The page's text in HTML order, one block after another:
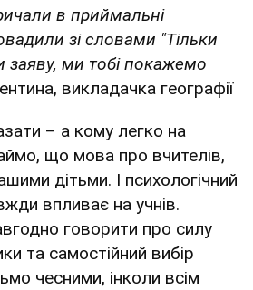
в приймальні
зі словами "Тільки
заяву, ми тобі покажемо
викладачка географії
– а кому легко на
що мова про вчителів,
дітьми. І психологічний
впливає на учнів.
говорити про силу
та самостійний вибір
чесними, інколи всім